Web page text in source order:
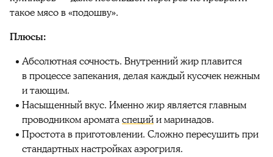
такое мясо в «подошву».
Плюсы:
Абсолютная сочность. Внутренний жир плавится
в процессе запекания, делая каждый кусочек нежным
и тающим.
Насыщенный вкус. Именно жир является главным
проводником ароматаспецийи маринадов.
Простота в приготовлении. Сложно пересушить при
стандартных настройках аэрогриля.